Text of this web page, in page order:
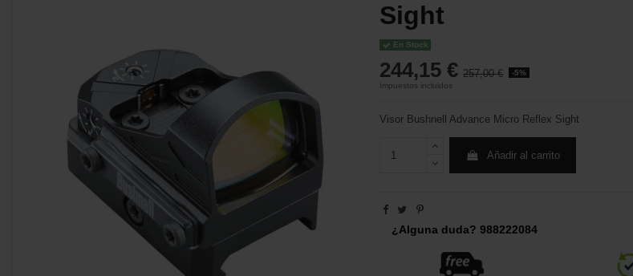
Sight
En Stock
244,15 € 257,00 €
-5%
Impuestos incluidos
Visor Bushnell Advance Micro Reflex Sight
Añadir al carrito
¿Alguna duda? 988222084